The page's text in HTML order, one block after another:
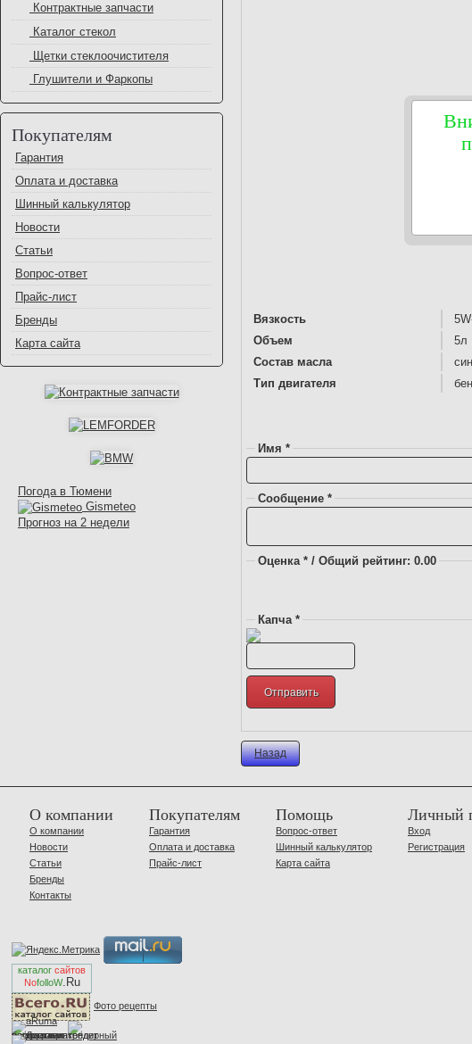
Контрактные запчасти
Каталог стекол
Щетки стеклоочистителя
Глушители и Фаркопы
Покупателям
Гарантия
Оплата и доставка
Шинный калькулятор
Новости
Статьи
Вопрос-ответ
Прайс-лист
Бренды
Карта сайта
Погода в Тюмени
Gismeteo
Прогноз на 2 недели
Вязкость
Объем
5л
Состав масла
Тип двигателя
Имя *
Сообщение *
Оценка * / Общий рейтинг: 0.00
Капча *
Назад
О компании
О компании
Новости
Статьи
Бренды
Контакты
Покупателям
Гарантия
Оплата и доставка
Прайс-лист
Помощь
Вопрос-ответ
Шинный калькулятор
Карта сайта
Личный
Вход
Регистрация
каталог сайтов
NofolloW.Ru
Фото рецепты